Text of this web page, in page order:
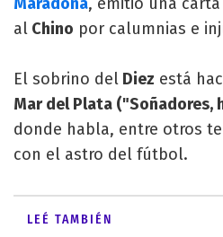
al Chino por calumnias e
El sobrino del Diez está
Mar del Plata ("Soñadores,
donde habla, entre otros
con el astro del fútbol.
LEÉ TAMBIÉN